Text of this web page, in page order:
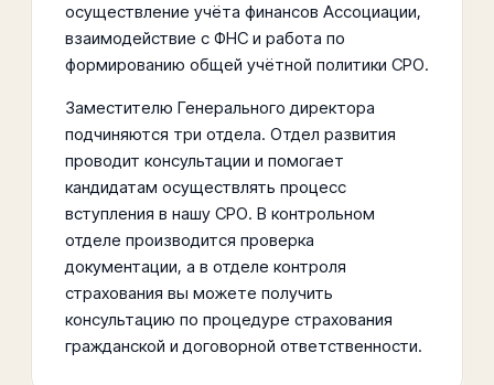
осуществление учёта финансов Ассоциации,
взаимодействие с ФНС и работа по
формированию общей учётной политики СРО.
Заместителю Генерального директора
подчиняются три отдела. Отдел развития
проводит консультации и помогает
кандидатам осуществлять процесс
вступления в нашу СРО. В контрольном
отделе производится проверка
документации, а в отделе контроля
страхования вы можете получить
консультацию по процедуре страхования
гражданской и договорной ответственности.